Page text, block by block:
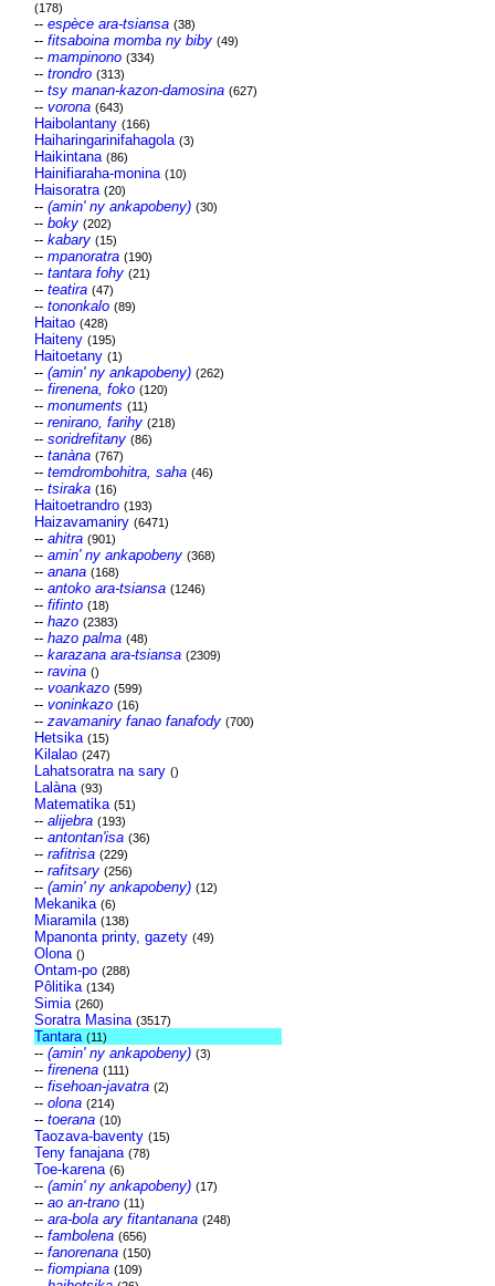
(178)
-- espèce ara-tsiansa (38)
-- fitsaboina momba ny biby (49)
-- mampinono (334)
-- trondro (313)
-- tsy manan-kazon-damosina (627)
-- vorona (643)
Haibolantany (166)
Haiharingarinifahagola (3)
Haikintana (86)
Hainifiaraha-monina (10)
Haisoratra (20)
-- (amin' ny ankapobeny) (30)
-- boky (202)
-- kabary (15)
-- mpanoratra (190)
-- tantara fohy (21)
-- teatira (47)
-- tononkalo (89)
Haitao (428)
Haiteny (195)
Haitoetany (1)
-- (amin' ny ankapobeny) (262)
-- firenena, foko (120)
-- monuments (11)
-- renirano, farihy (218)
-- soridrefitany (86)
-- tanàna (767)
-- temdrombohitra, saha (46)
-- tsiraka (16)
Haitoetrandro (193)
Haizavamaniry (6471)
-- ahitra (901)
-- amin' ny ankapobeny (368)
-- anana (168)
-- antoko ara-tsiansa (1246)
-- fifinto (18)
-- hazo (2383)
-- hazo palma (48)
-- karazana ara-tsiansa (2309)
-- ravina ()
-- voankazo (599)
-- voninkazo (16)
-- zavamaniry fanao fanafody (700)
Hetsika (15)
Kilalao (247)
Lahatsoratra na sary ()
Lalàna (93)
Matematika (51)
-- alijebra (193)
-- antontan'isa (36)
-- rafitrisa (229)
-- rafitsary (256)
-- (amin' ny ankapobeny) (12)
Mekanika (6)
Miaramila (138)
Mpanonta printy, gazety (49)
Olona ()
Ontam-po (288)
Pôlitika (134)
Simia (260)
Soratra Masina (3517)
Tantara (11)
-- (amin' ny ankapobeny) (3)
-- firenena (111)
-- fisehoan-javatra (2)
-- olona (214)
-- toerana (10)
Taozava-baventy (15)
Teny fanajana (78)
Toe-karena (6)
-- (amin' ny ankapobeny) (17)
-- ao an-trano (11)
-- ara-bola ary fitantanana (248)
-- fambolena (656)
-- fanorenana (150)
-- fiompiana (109)